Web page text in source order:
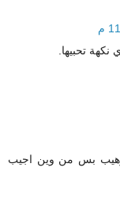
تحبيها.
بس من وين اجيب